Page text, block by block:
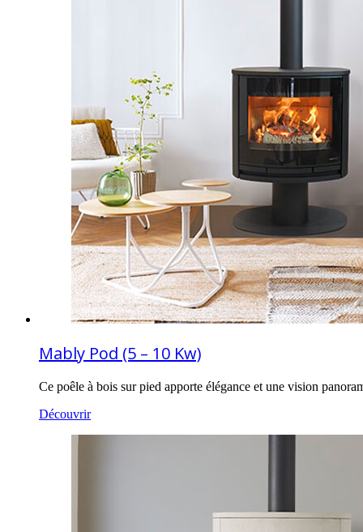
Mably Pod (5 – 10 Kw)
Ce poêle à bois sur pied apporte élégance et une vision
Découvrir